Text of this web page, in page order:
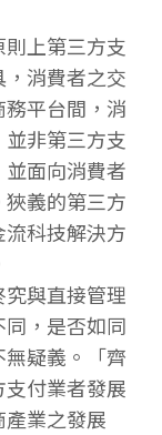
上第三方支
消費者之交
平台間，消
非第三方支
面向消費者
義的第三方
科技解決方
與直接管理
，是否如同
疑義。「齊
付業者發展
業之發展